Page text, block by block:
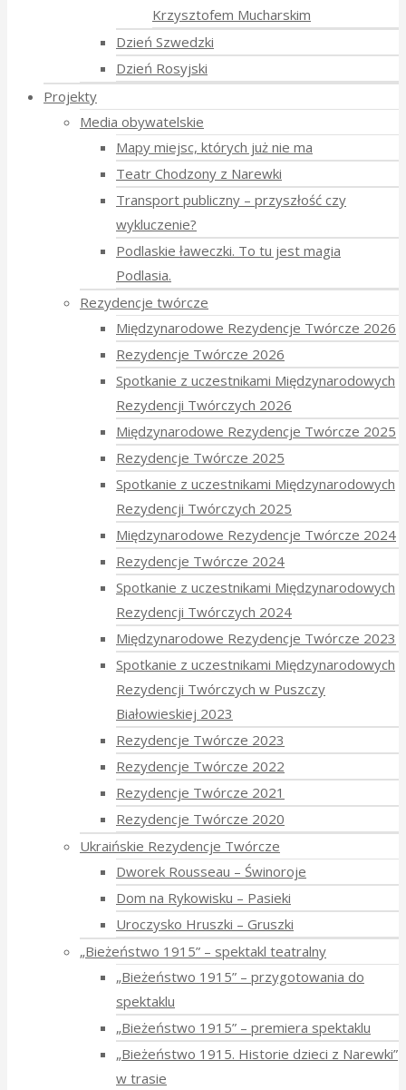
Krzysztofem Mucharskim
Dzień Szwedzki
Dzień Rosyjski
Projekty
Media obywatelskie
Mapy miejsc, których już nie ma
Teatr Chodzony z Narewki
Transport publiczny – przyszłość czy
wykluczenie?
Podlaskie ławeczki. To tu jest magia
Podlasia.
Rezydencje twórcze
Międzynarodowe Rezydencje Twórcze 2026
Rezydencje Twórcze 2026
Spotkanie z uczestnikami Międzynarodowych
Rezydencji Twórczych 2026
Międzynarodowe Rezydencje Twórcze 2025
Rezydencje Twórcze 2025
Spotkanie z uczestnikami Międzynarodowych
Rezydencji Twórczych 2025
Międzynarodowe Rezydencje Twórcze 2024
Rezydencje Twórcze 2024
Spotkanie z uczestnikami Międzynarodowych
Rezydencji Twórczych 2024
Międzynarodowe Rezydencje Twórcze 2023
Spotkanie z uczestnikami Międzynarodowych
Rezydencji Twórczych w Puszczy
Białowieskiej 2023
Rezydencje Twórcze 2023
Rezydencje Twórcze 2022
Rezydencje Twórcze 2021
Rezydencje Twórcze 2020
Ukraińskie Rezydencje Twórcze
Dworek Rousseau – Świnoroje
Dom na Rykowisku – Pasieki
Uroczysko Hruszki – Gruszki
„Bieżeństwo 1915” – spektakl teatralny
„Bieżeństwo 1915” – przygotowania do
spektaklu
„Bieżeństwo 1915” – premiera spektaklu
„Bieżeństwo 1915. Historie dzieci z Narewki”
w trasie